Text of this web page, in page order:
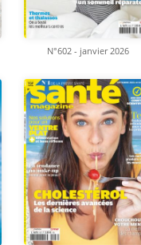
N°602 - janvier 2026